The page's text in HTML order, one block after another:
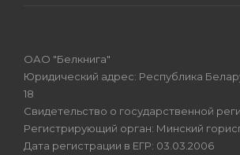
ОАО "Белкнига"
Юридический адрес: Республика
18
Свидетельство о государственной
Регистрирующий орган: Минский
Дата регистрации в ЕГР: 03.03.2006